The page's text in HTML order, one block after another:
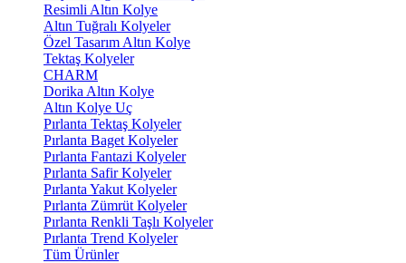
Resimli Altın Kolye
Altın Tuğralı Kolyeler
Özel Tasarım Altın Kolye
Tektaş Kolyeler
CHARM
Dorika Altın Kolye
Altın Kolye Uç
Pırlanta Tektaş Kolyeler
Pırlanta Baget Kolyeler
Pırlanta Fantazi Kolyeler
Pırlanta Safir Kolyeler
Pırlanta Yakut Kolyeler
Pırlanta Zümrüt Kolyeler
Pırlanta Renkli Taşlı Kolyeler
Pırlanta Trend Kolyeler
Tüm Ürünler